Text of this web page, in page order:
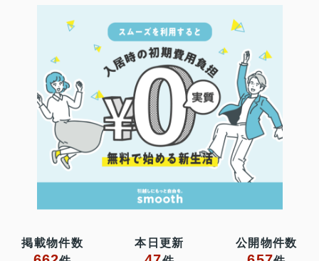
掲載物件数 本日更新 公開物件数